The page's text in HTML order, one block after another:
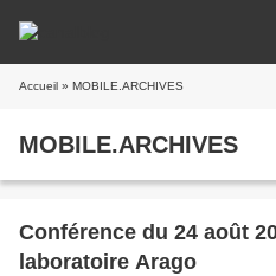
Accueil » MOBILE.ARCHIVES
MOBILE.ARCHIVES
Conférence du 24 août
laboratoire Arago